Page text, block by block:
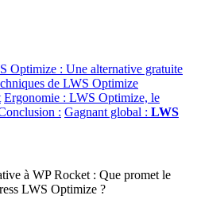
Optimize : Une alternative gratuite
de LWS Optimize
Ergonomie : LWS Optimize, le
: Gagnant global : LWS
à WP Rocket : Que promet le
LWS Optimize ?